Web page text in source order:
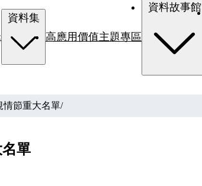
資料集
高應用價值主題專區
資料故事館
情節重大名單/
單